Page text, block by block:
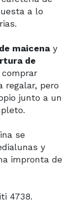
a lo
maicena y
de
regalar, pero
junto a un
se
y
impronta de
4738.